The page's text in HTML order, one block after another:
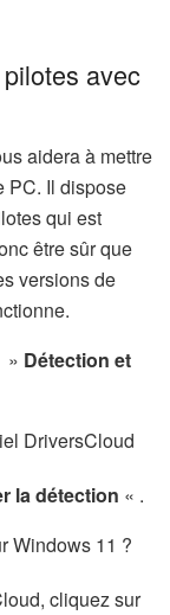
avec
aidera à mettre
PC. Il dispose
qui est
être sûr que
versions de
» Détection et
la détection « .
cliquez sur